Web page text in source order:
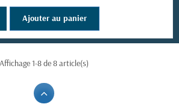
Ajouter au panier
Affichage 1-8 de 8 article(s)